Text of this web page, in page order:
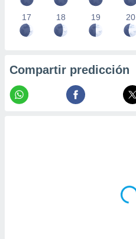
17 18 19 20
Compartir predicción